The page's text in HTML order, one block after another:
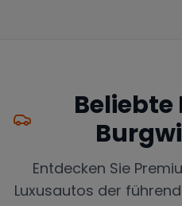
Beliebte
Entdecken Sie
Luxusautos der